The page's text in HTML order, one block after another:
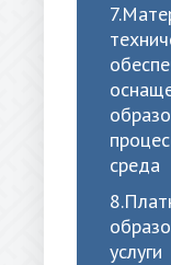
среда
услуги